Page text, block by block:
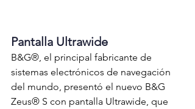
Pantalla Ultrawide
B&G®, el principal fabricante de
sistemas electrónicos de navegación
del mundo, presentó el nuevo B&G
Zeus® S con pantalla Ultrawide, que